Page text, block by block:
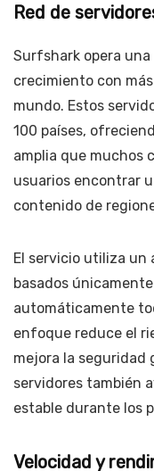
Red de
Surfshark opera
crecimiento con
mundo. Estos
100 países,
amplia que muchos
usuarios encontrar
contenido de
El servicio utiliza un
basados
automáticamente
enfoque reduce el
mejora la seguridad
servidores también
estable durante los
Velocidad y